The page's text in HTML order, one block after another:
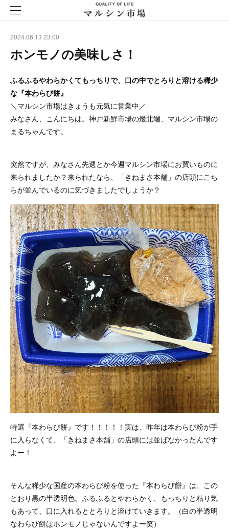
2024.06.13 23:00
ホンモノの美味しさ！
ふるふるやわらかくてもっちりで、口の中でとろりと溶ける稀少
な『本わらび餅』
＼マルシン市場はきょうも元気に営業中／
みなさん、こんにちは。神戸新鮮市場の最北端、マルシン市場の
まるちゃんです。
突然ですが、みなさん先週とか今週マルシン市場にお買いものに
来られましたか？来られたなら、「きねまさ本舗」の店頭にこち
らが並んでいるのに気づきましたでしょうか？
特選『本わらび餅』です！！！！！実は、昨年は本わらび粉が手
に入らなくて、「きねまさ本舗」の店頭には並ばなかったんです
よー！
そんな稀少な国産の本わらび粉を使った『本わらび餅』は、この
とおり黒の半透明色。ふるふるとやわらかく、もっちりと粘り気
もあって、口に入れるととろりと溶けていきます。（白の半透明
なわらび餅はホンモノじゃないんですよー笑）